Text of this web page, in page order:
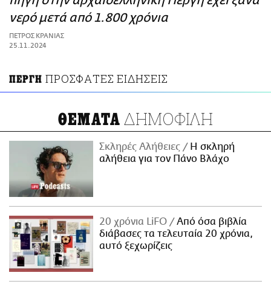
ΑΜΠΑ
PRINT
νερό μετά από 1.800 χρόνια
ΠΕΤΡΟΣ ΚΡΑΝΙΑΣ
25.11.2024
ΠΕΡΓΗ ΠΡΟΣΦΑΤΕΣ ΕΙΔΗΣΕΙΣ
ΘΕΜΑΤΑ ΔΗΜΟΦΙΛΗ
Σκληρές Αλήθειες
H σκληρή
αλήθεια για τον Πάνο Βλάχο
20 χρόνια LiFO
Από όσα βιβλία
διάβασες τα τελευταία 20 χρόνια,
αυτό ξεχωρίζεις